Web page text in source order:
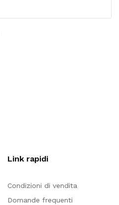
Link rapidi
Condizioni di vendita
Domande frequenti